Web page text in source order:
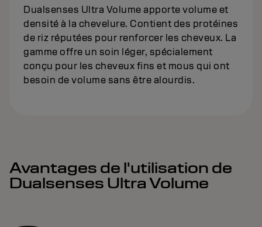
Dualsenses Ultra Volume apporte volume et
densité à la chevelure. Contient des protéines
de riz réputées pour renforcer les cheveux. La
gamme offre un soin léger, spécialement
conçu pour les cheveux fins et mous qui ont
besoin de volume sans être alourdis.
Avantages de l'utilisation de
Dualsenses Ultra Volume